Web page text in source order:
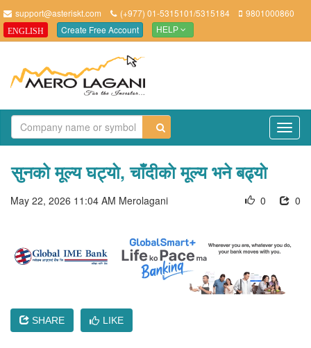
support@asteriskt.com (+977) 01-5315101/5315184 9801000860
ENGLISH Create Free Account HELP
सुनको मूल्य घट्याे, चाँदीकाे मूल्य भने बढ्याे
May 22, 2026 11:04 AM Merolagani 0
0
SHARE LIKE